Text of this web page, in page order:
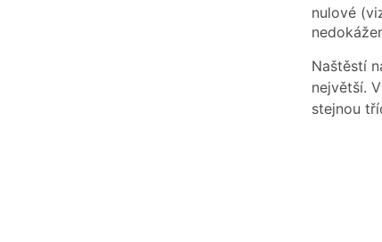
nulové
Naštěstí
největší.
stejnou